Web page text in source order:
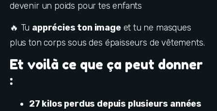
devenir un poids pour tes enfants
🔥 Tu apprécies ton image et tu ne masques
plus ton corps sous des épaisseurs de vêtements.
Et voilà ce que ça peut donner
:
27 kilos perdus depuis plusieurs années